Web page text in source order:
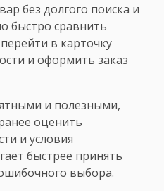
без долгого поиска и
быстро сравнить
в карточку
и оформить заказ
и полезными,
оценить
и условия
быстрее принять
выбора.